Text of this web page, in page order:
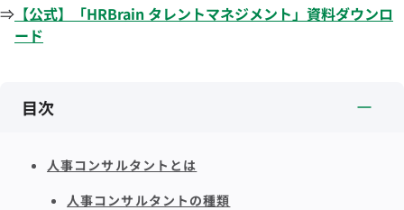
⇒ 【公式】「HRBrain タレントマネジメント」資料ダウンロ
ード
目次
人事コンサルタントとは
人事コンサルタントの種類